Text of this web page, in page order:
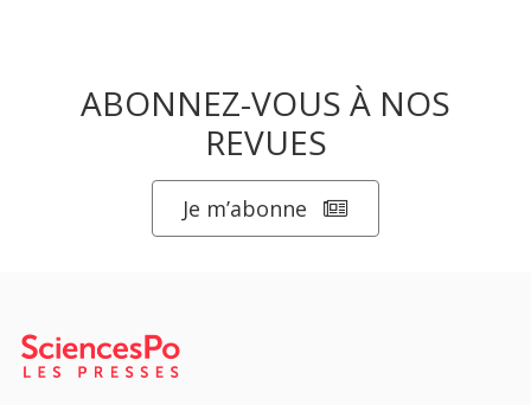
ABONNEZ-VOUS À NOS
REVUES
Je m’abonne